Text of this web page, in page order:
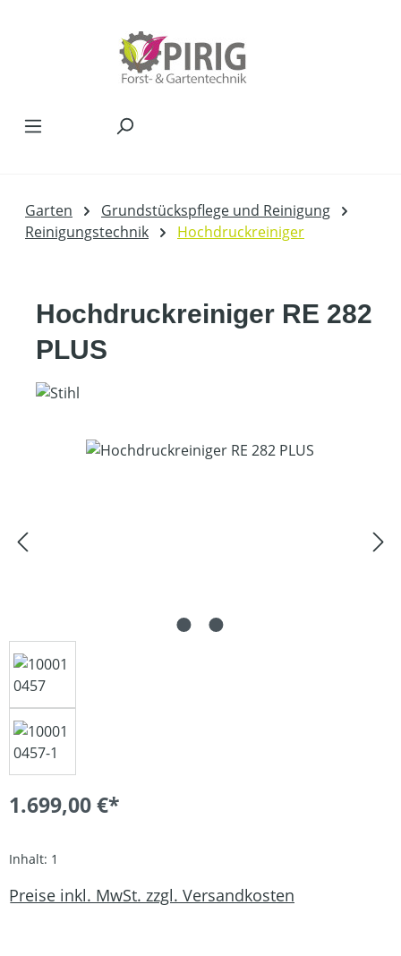
Garten
Grundstückspflege und Reinigung
Reinigungstechnik
Hochdruckreiniger
Hochdruckreiniger RE 282
PLUS
Bildergalerie überspringen
1.699,00 €*
Inhalt: 1
Preise inkl. MwSt. zzgl. Versandkosten